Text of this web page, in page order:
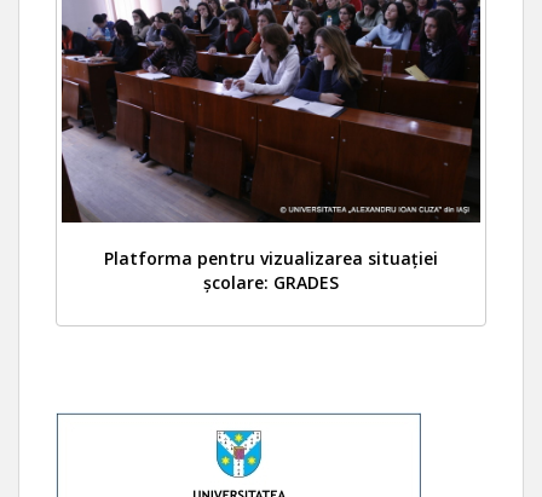
Platforma pentru vizualizarea situației
școlare: GRADES